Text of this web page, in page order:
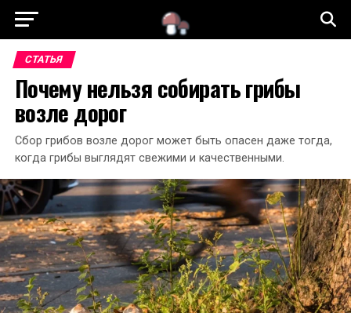
ГЛАВНАЯ
НЕСЪЕДОБНЫЕ ГРИБЫ ЯДОВИТЫЕ ГРИБЫ
СТАТЬЯ
Почему нельзя собирать грибы
возле дорог
Сбор грибов возле дорог может быть опасен даже тогда,
когда грибы выглядят свежими и качественными.